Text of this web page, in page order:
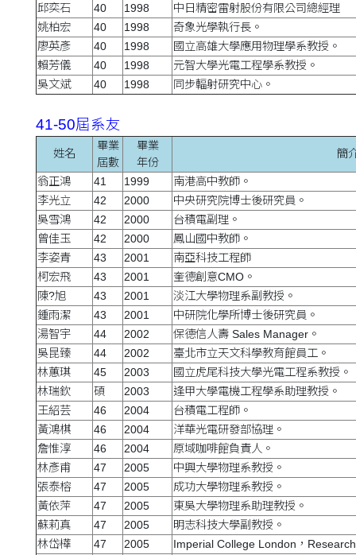
邱奕石
40 1998
中日精密雷射股份有限公司總經理
姚柏宏
40 1998
奇象光學執行長。
廖英彥
40 1998
國立高雄大學應用物理學系教授。
賴芳儀
40 1998
元智大學光電工程學系教授。
吳文斌
40 1998 同步輻射研究中心。
41-50屆系友
姓名
畢業
屆數
畢業
年份
簡
翁正鴻 41 1999
南港高中教師。
李光立
42 2000
中央研究院博士後研究員。
吳雪鴻
42 2000
台積電副理。
曾佳玉
42 2000
鳳山國中教師。
李姿青
43 2001
南亞科技工程師
柯宏飛
43 2001
奎德創意CMO。
陳?旭
43 2001
淡江大學物理系副教授。
鍾雨潔
43 2001
中研院化學所博士後研究員。
湯智宇
44 2002
保德信人壽 Sales Manager。
吳昆臻
44 2002
臺北市立天文科學教育館員工。
林蕙琪
45 2003
國立虎尾科技大學光電工程系教授。
林瑞欽
碩 2003
逢甲大學電機工程學系助理教授。
王紹芸
46 2004
台積電工程師。
黃鴻棋
46 2004
洋華光電研發部協理。
詹惟淳
46 2004
原域咖啡館負責人。
林彥甫
47 2005
中興大學物理系教授。
張泰榕
47 2005
成功大學物理系教授。
黃依萍
47 2005
東吳大學物理系助理教授。
蘇莉真
47 2005
明志科技大學副教授。
林岱樺
47 2005
Imperial College London，